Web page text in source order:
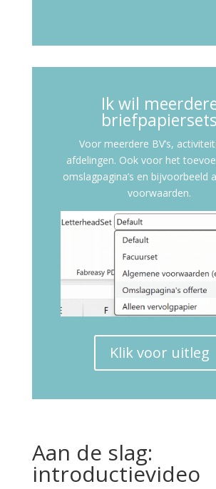
Ik wil
briefpapiersets
Voor meerdere BV’s,
afdelingen. Ook voor het
omslagpagina’s en bijvoorbeeld
voorwaarden.
Klik voor uitleg
Aan de slag:
introductievideo